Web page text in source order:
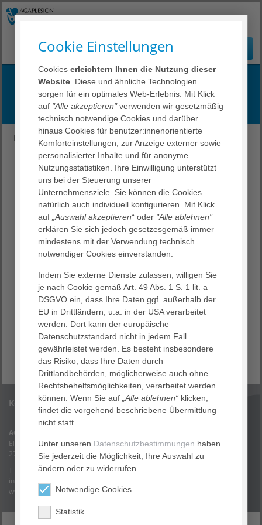
Notfall
Ihr Besuch
RZD Rotenburg Leistungsspektrum Notfälle
Im Notfall muss es schnell gehen
Bundesweit einheitliche Not-Rufnummern ohne
Vorwahl:
In lebensbedrohlichen Fällen: T 112
Ärztlicher Bereitschaftsdienst: T 116117
Polizei-Notruf: T 110
Zähne wenden Sie sich bitte an den entsprechenden
Notdienst: T 116117
Die TerminServiceStelle der Kassenärztlichen
Vereinigung Niedersachsen vermittelt Termine bei Haus-
und Fachärzten und Psychotherapeuten.
An sieben Tagen in der Woche und 24 Stunden am Tag: T
116117
Kontakt
AGAPLESION REHAZENTRUM ROTENBURG gemeinnützige GmbH
Elise-Averdieck-Straße 17
27356 Rotenburg
T (04261) 77-25 00
inforeha
www.diako-reha.de
Cookie Einstellungen
Cookieserleichtern Ihnen die Nutzung dieser
Website . Diese und ähnliche Technologien
sorgen für ein optimales Web-Erlebnis. Mit Klick
auf "Alle akzeptieren"verwenden wir gesetzmäßig
technisch notwendige Cookies und darüber
hinaus Cookies für benutzer:innenorientierte
Komforteinstellungen, zur Anzeige externer sowie
personalisierter Inhalte und für anonyme
Nutzungsstatistiken. Ihre Einwilligung unterstützt
uns bei der Steuerung unserer
Unternehmensziele. Sie können die Cookies
natürlich auch individuell konfigurieren. Mit Klick
auf „Auswahl akzeptieren“ oder "Alle ablehnen"
erklären Sie sich jedoch gesetzesgemäß immer
mindestens mit der Verwendung technisch
notwendiger Cookies einverstanden.
Indem Sie externe Dienste zulassen, willigen Sie
je nach Cookie gemäß Art. 49 Abs. 1 S. 1 lit. a
DSGVO ein, dass Ihre Daten ggf. außerhalb der
EU in Drittländern, u.a. in der USA verarbeitet
werden. Dort kann der europäische
Datenschutzstandard nicht in jedem Fall
gewährleistet werden. Es besteht insbesondere
das Risiko, dass Ihre Daten durch
Drittlandbehörden, möglicherweise auch ohne
Rechtsbehelfsmöglichkeiten, verarbeitet werden
können. Wenn Sie auf „Alle ablehnen“ klicken,
findet die vorgehend beschriebene Übermittlung
nicht statt.
Unter unseren Datenschutzbestimmungen haben
Sie jederzeit die Möglichkeit, Ihre Auswahl zu
ändern oder zu widerrufen.
Notwendige Cookies
Statistik